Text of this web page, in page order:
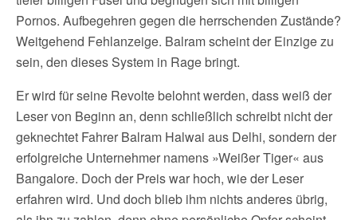
Pornos. Aufbegehren gegen die herrschenden Zustände?
Weitgehend Fehlanzeige. Balram scheint der Einzige zu
sein, den dieses System in Rage bringt.
Er wird für seine Revolte belohnt werden, dass weiß der
Leser von Beginn an, denn schließlich schreibt nicht der
geknechtet Fahrer Balram Halwai aus Delhi, sondern der
erfolgreiche Unternehmer namens »Weißer Tiger« aus
Bangalore. Doch der Preis war hoch, wie der Leser
erfahren wird. Und doch blieb ihm nichts anderes übrig,